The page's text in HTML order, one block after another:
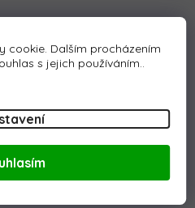
cookie. Dalším procházením
s jejich používáním..
Land Cruiser PRADO
- do 5 dnů